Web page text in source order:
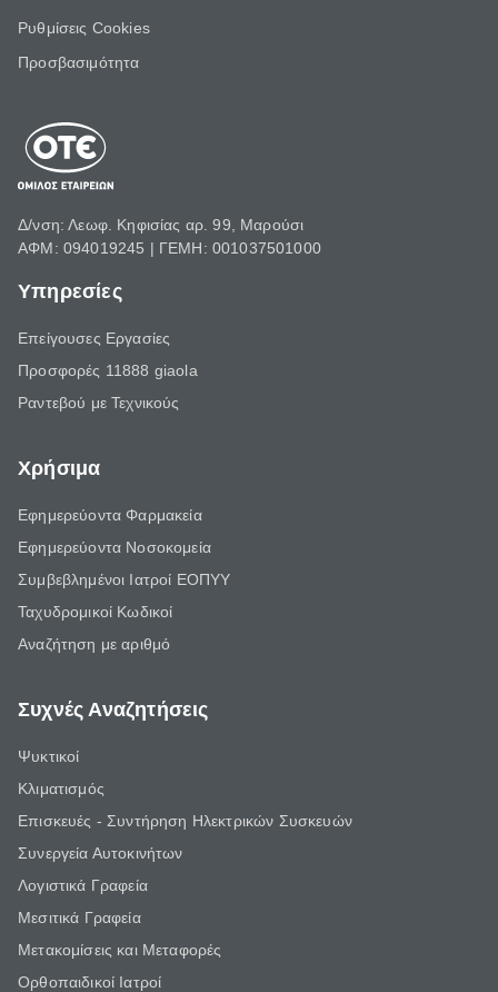
Ρυθμίσεις Cookies
Προσβασιμότητα
Δ/νση: Λεωφ. Κηφισίας αρ. 99, Μαρούσι
ΑΦΜ: 094019245 | ΓΕΜΗ: 001037501000
Υπηρεσίες
Επείγουσες Εργασίες
Προσφορές 11888 giaola
Ραντεβού με Τεχνικούς
Χρήσιμα
Εφημερεύοντα Φαρμακεία
Εφημερεύοντα Νοσοκομεία
Συμβεβλημένοι Ιατροί ΕΟΠΥΥ
Ταχυδρομικοί Κωδικοί
Αναζήτηση με αριθμό
Συχνές Αναζητήσεις
Ψυκτικοί
Κλιματισμός
Επισκευές - Συντήρηση Ηλεκτρικών Συσκευών
Συνεργεία Αυτοκινήτων
Λογιστικά Γραφεία
Μεσιτικά Γραφεία
Μετακομίσεις και Μεταφορές
Ορθοπαιδικοί Ιατροί